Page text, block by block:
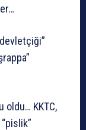
oldu… KKTC,